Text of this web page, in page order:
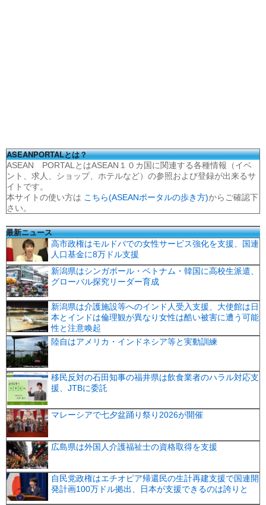
ASEANPORTALとは？
ASEAN PORTALとはASEAN１０カ国に関連する各種情報（イベ
ント、求人、ショップ、ホテルなど）の参照および登録が出来るサ
イトです。
本サイトの使い方は こちら(ASEANポータルの歩き方)からご確認下
さい。
最新ニュース
高市政権はモルドバでの女性サービス強化を支援、国連
人口基金に8万ドル支援
新潟県はシンガポール・ベトナム・韓国に高校生派遣、
グローバル探究リーダー育成
新潟県は介護施設等へのインド人受入支援、大使館は日
本とインドは倫理観が異なり女性は酷い被害に遭う可能
性と注意喚起
陸自はアメリカ・インドネシア等と実動訓練
移民反対の石田知事の福井県は飲食業者のハラル対応支
援、JTBに委託
マレーシアで七夕盆踊り祭り2026が開催
広島県は外国人介護福祉士の資格取得を支援
自民党政権はエチオピア帰還民の生計再建支援で国連開
発計画100万ドル拠出、日本が支援できるのは誇りと